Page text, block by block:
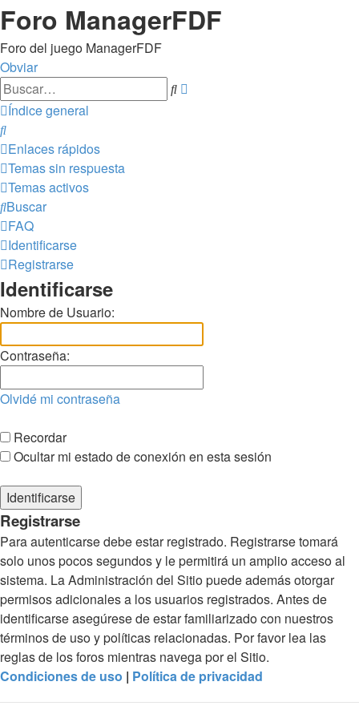
Foro ManagerFDF
Foro del juego ManagerFDF
Obviar
Buscar
Índice general
Buscar
Enlaces rápidos
Temas sin respuesta
Temas activos
Buscar
FAQ
Identificarse
Registrarse
Identificarse
Nombre de Usuario:
Contraseña:
Olvidé mi contraseña
Recordar
Ocultar mi estado de conexión en esta sesión
Registrarse
Para autenticarse debe estar registrado. Registrarse tomará
solo unos pocos segundos y le permitirá un amplio acceso al
sistema. La Administración del Sitio puede además otorgar
permisos adicionales a los usuarios registrados. Antes de
identificarse asegúrese de estar familiarizado con nuestros
términos de uso y políticas relacionadas. Por favor lea las
reglas de los foros mientras navega por el Sitio.
Condiciones de uso | Política de privacidad